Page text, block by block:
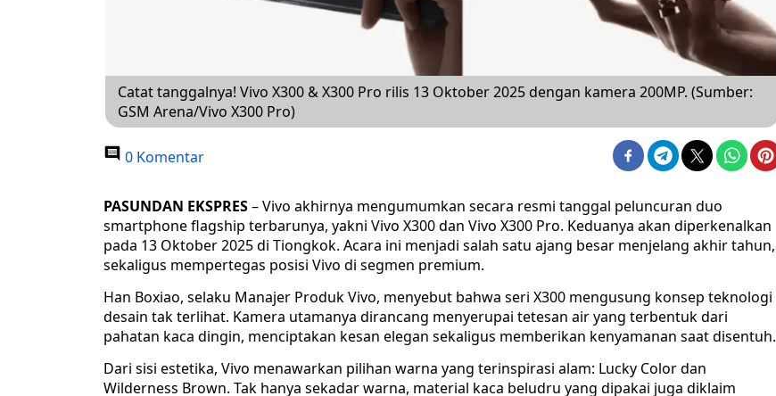
Catat tanggalnya! Vivo X300 & X300 Pro rilis 13 Oktober 2025 dengan kamera 200MP. (Sumber:
GSM Arena/Vivo X300 Pro)
0 Komentar
PASUNDAN EKSPRES– Vivo akhirnya mengumumkan secara resmi tanggal peluncuran duo
smartphone flagship terbarunya, yakni Vivo X300 dan Vivo X300 Pro. Keduanya akan diperkenalkan
pada 13 Oktober 2025 di Tiongkok. Acara ini menjadi salah satu ajang besar menjelang akhir tahun,
sekaligus mempertegas posisi Vivo di segmen premium.
Han Boxiao, selaku Manajer Produk Vivo, menyebut bahwa seri X300 mengusung konsep teknologi
desain tak terlihat. Kamera utamanya dirancang menyerupai tetesan air yang terbentuk dari
pahatan kaca dingin, menciptakan kesan elegan sekaligus memberikan kenyamanan saat disentuh.
Dari sisi estetika, Vivo menawarkan pilihan warna yang terinspirasi alam: Lucky Color dan
Wilderness Brown. Tak hanya sekadar warna, material kaca beludru yang dipakai juga diklaim